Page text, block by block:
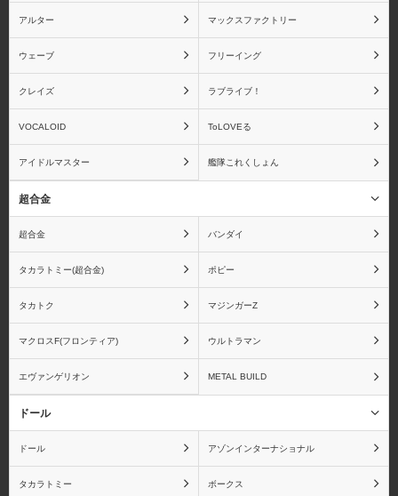
アルター マックスファクトリー
ウェーブ フリーイング
クレイズ ラブライブ！
VOCALOID ToLOVEる
アイドルマスター 艦隊これくしょん
超合金
超合金 バンダイ
タカラトミー(超合金) ポピー
タカトク マジンガーZ
マクロスF(フロンティア) ウルトラマン
エヴァンゲリオン METAL BUILD
ドール
ドール アゾンインターナショナル
タカラトミー ボークス